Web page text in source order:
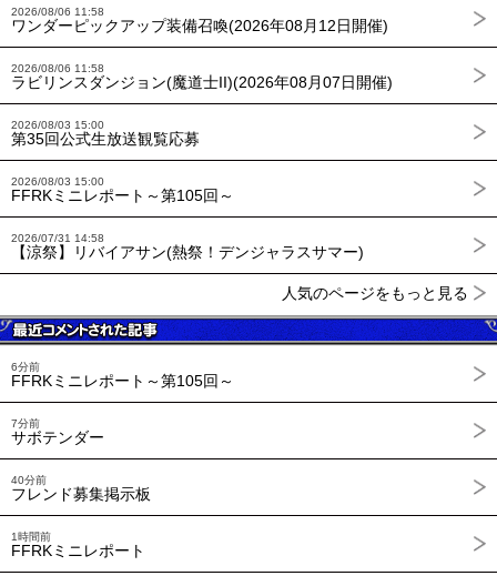
2026/08/06 11:58
ワンダーピックアップ装備召喚(2026年08月12日開催)
2026/08/06 11:58
ラビリンスダンジョン(魔道士II)(2026年08月07日開催)
2026/08/03 15:00
第35回公式生放送観覧応募
2026/08/03 15:00
FFRKミニレポート～第105回～
2026/07/31 14:58
【涼祭】リバイアサン(熱祭！デンジャラスサマー)
人気のページをもっと見る
6分前
FFRKミニレポート～第105回～
7分前
サボテンダー
40分前
フレンド募集掲示板
1時間前
FFRKミニレポート